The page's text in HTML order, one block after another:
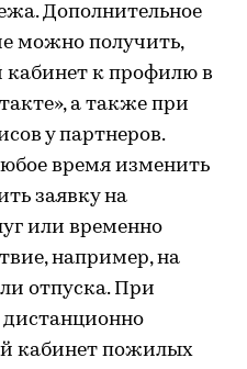
Дополнительное
можно получить,
кабинет к профилю в
а также при
у партнеров.
время изменить
заявку на
или временно
например, на
отпуска. При
кабинет пожилых